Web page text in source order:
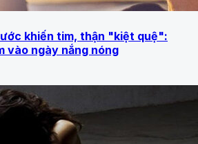
khiến tim, thận "kiệt quệ":
vào ngày nắng nóng